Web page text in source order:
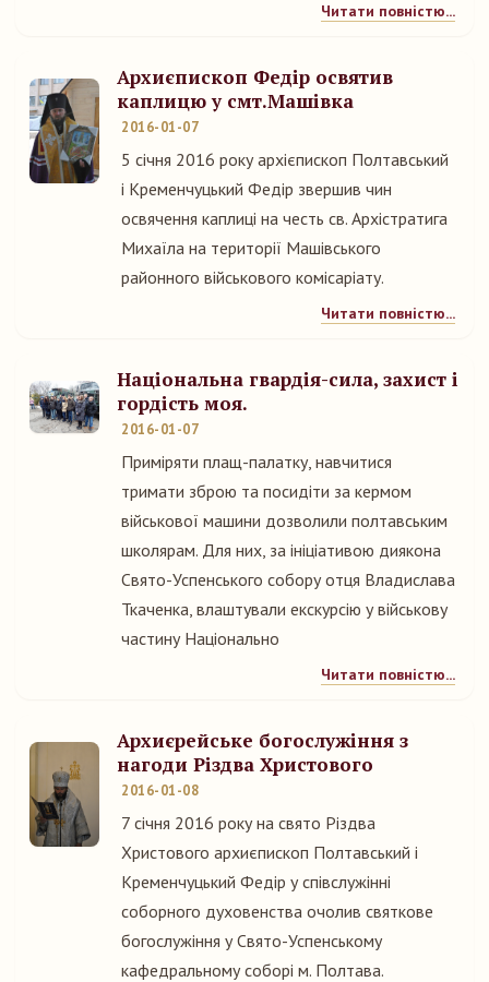
Читати повністю...
Архиєпископ Федір освятив
каплицю у смт.Машівка
2016-01-07
5 січня 2016 року архієпископ Полтавський
і Кременчуцький Федір звершив чин
освячення каплиці на честь св. Архістратига
Михаїла на території Машівського
районного військового комісаріату.
Читати повністю...
Національна гвардія-сила, захист і
гордість моя.
2016-01-07
Приміряти плащ-палатку, навчитися
тримати зброю та посидіти за кермом
військової машини дозволили полтавським
школярам. Для них, за ініціативою диякона
Свято-Успенського собору отця Владислава
Ткаченка, влаштували екскурсію у військову
частину Національно
Читати повністю...
Архиєрейське богослужіння з
нагоди Різдва Христового
2016-01-08
7 січня 2016 року на свято Різдва
Христового архиєпископ Полтавський і
Кременчуцький Федір у співслужінні
соборного духовенства очолив святкове
богослужіння у Свято-Успенському
кафедральному соборі м. Полтава.